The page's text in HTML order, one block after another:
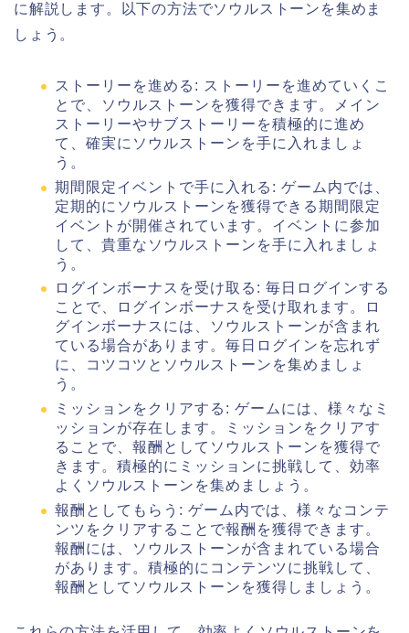
に解説します。以下の方法でソウルストーンを集めま
しょう。
ストーリーを進める: ストーリーを進めていくこ
とで、ソウルストーンを獲得できます。メイン
ストーリーやサブストーリーを積極的に進め
て、確実にソウルストーンを手に入れましょ
う。
期間限定イベントで手に入れる: ゲーム内では、
定期的にソウルストーンを獲得できる期間限定
イベントが開催されています。イベントに参加
して、貴重なソウルストーンを手に入れましょ
う。
ログインボーナスを受け取る: 毎日ログインする
ことで、ログインボーナスを受け取れます。ロ
グインボーナスには、ソウルストーンが含まれ
ている場合があります。毎日ログインを忘れず
に、コツコツとソウルストーンを集めましょ
う。
ミッションをクリアする: ゲームには、様々なミ
ッションが存在します。ミッションをクリアす
ることで、報酬としてソウルストーンを獲得で
きます。積極的にミッションに挑戦して、効率
よくソウルストーンを集めましょう。
報酬としてもらう: ゲーム内では、様々なコンテ
ンツをクリアすることで報酬を獲得できます。
報酬には、ソウルストーンが含まれている場合
があります。積極的にコンテンツに挑戦して、
報酬としてソウルストーンを獲得しましょう。